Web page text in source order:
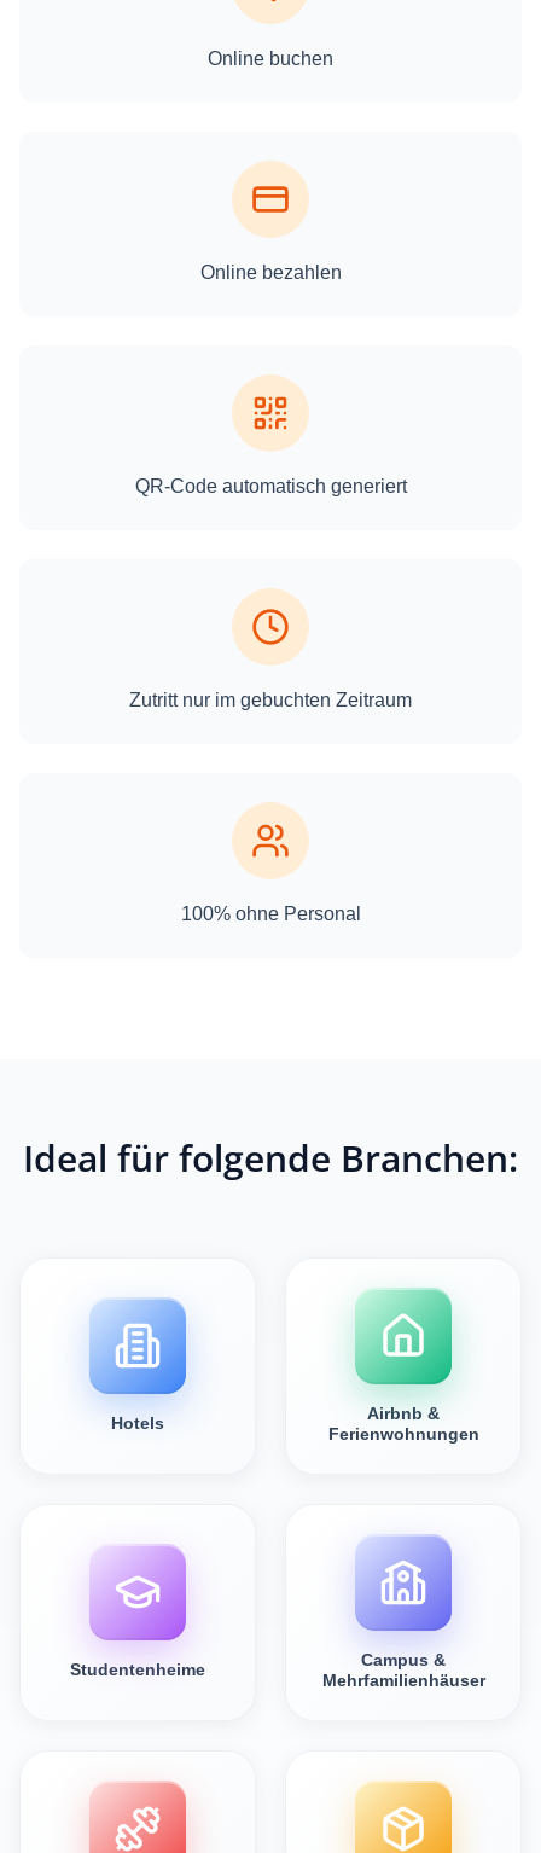
Online buchen
Online bezahlen
QR-Code automatisch generiert
Zutritt nur im gebuchten Zeitraum
100% ohne Personal
Ideal für folgende Branchen:
Hotels
Airbnb &
Ferienwohnungen
Studentenheime
Campus &
Mehrfamilienhäuser